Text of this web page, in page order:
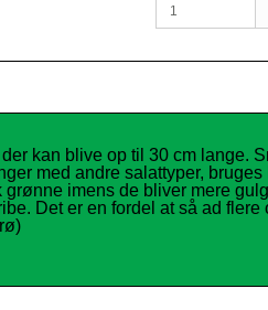
kan blive op til 30 cm lange.
med andre salattyper,
grønne imens de bliver mere
Det er en fordel at så ad flere